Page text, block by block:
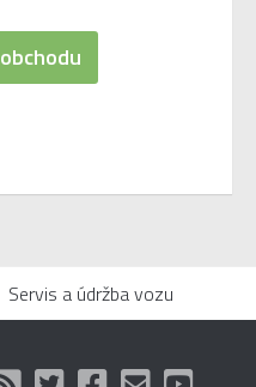
byla:
135,00 Kč.
Servis a údržba vozu